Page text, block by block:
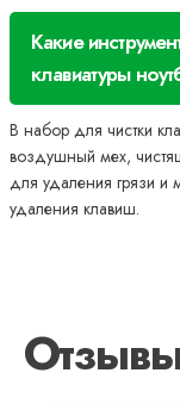
Какие
клавиатуры
В набор для чистки
воздушный мех,
для удаления грязи и
удаления клавиш.